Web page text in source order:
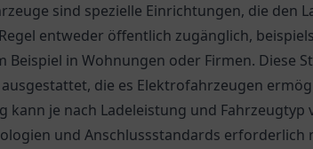
sind spezielle Einrichtungen, die den
entweder öffentlich zugänglich,
Beispiel in Wohnungen oder Firmen. Diese
die es Elektrofahrzeugen
kann je nach Ladeleistung und
und Anschlussstandards erforderlich